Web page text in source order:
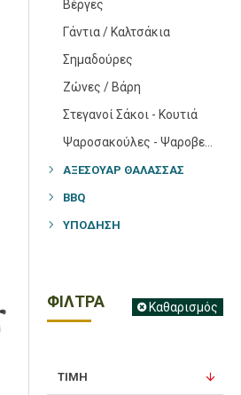
Βέργες
Γάντια / Καλτσάκια
Σημαδούρες
Ζώνες / Βάρη
Στεγανοί Σάκοι - Κουτιά
ΑΞΕΣΟΥΑΡ ΘΑΛΑΣΣΑΣ
BBQ
ΥΠΌΔΗΣΗ
ΦΙΛΤΡΑ Καθαρισμός
ΤΙΜΗ